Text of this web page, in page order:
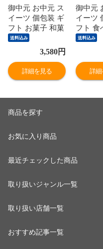
御中元 お中元 ス
イーツ 個包装 ギ
フト お菓子 和菓
子 溶けないアイ
ス 葛アイス アイ
スクリーム 葛 ア
イス バー スイー
ツ シャリもち葛
チチヤス・カー
プコラボ味入り
セット 福々庵 く
ディー くず アイ
送料込み
3,580円
詳細を見る
御中元
イーツ
フト 食
子 和菓
い ア
ム 葛
ー スイ
ないア
くずバ
ンディ
ンスタ
シャリ
送料込み
詳細
商品を探す
お気に入り商品
最近チェックした商品
取り扱いジャンル一覧
取り扱い店舗一覧
おすすめ記事一覧